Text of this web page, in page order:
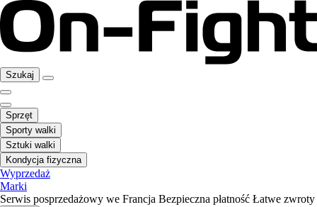
Szukaj
Sprzęt
Sporty walki
Sztuki walki
Kondycja fizyczna
Wyprzedaż
Marki
Serwis posprzedażowy we Francja Bezpieczna płatność Łatwe zwroty